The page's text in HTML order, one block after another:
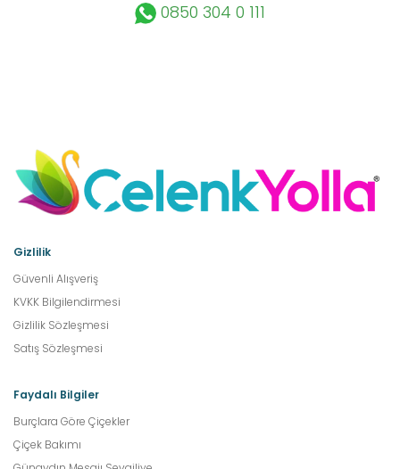
0850 304 0 111
Gizlilik
Güvenli Alışveriş
KVKK Bilgilendirmesi
Gizlilik Sözleşmesi
Satış Sözleşmesi
Faydalı Bilgiler
Burçlara Göre Çiçekler
Çiçek Bakımı